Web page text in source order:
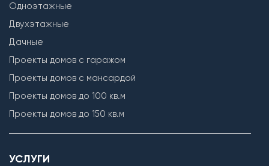
Одноэтажные
Двухэтажные
Дачные
Проекты домов с гаражом
Проекты домов с мансардой
Проекты домов до 100 кв.м
Проекты домов до 150 кв.м
УСЛУГИ